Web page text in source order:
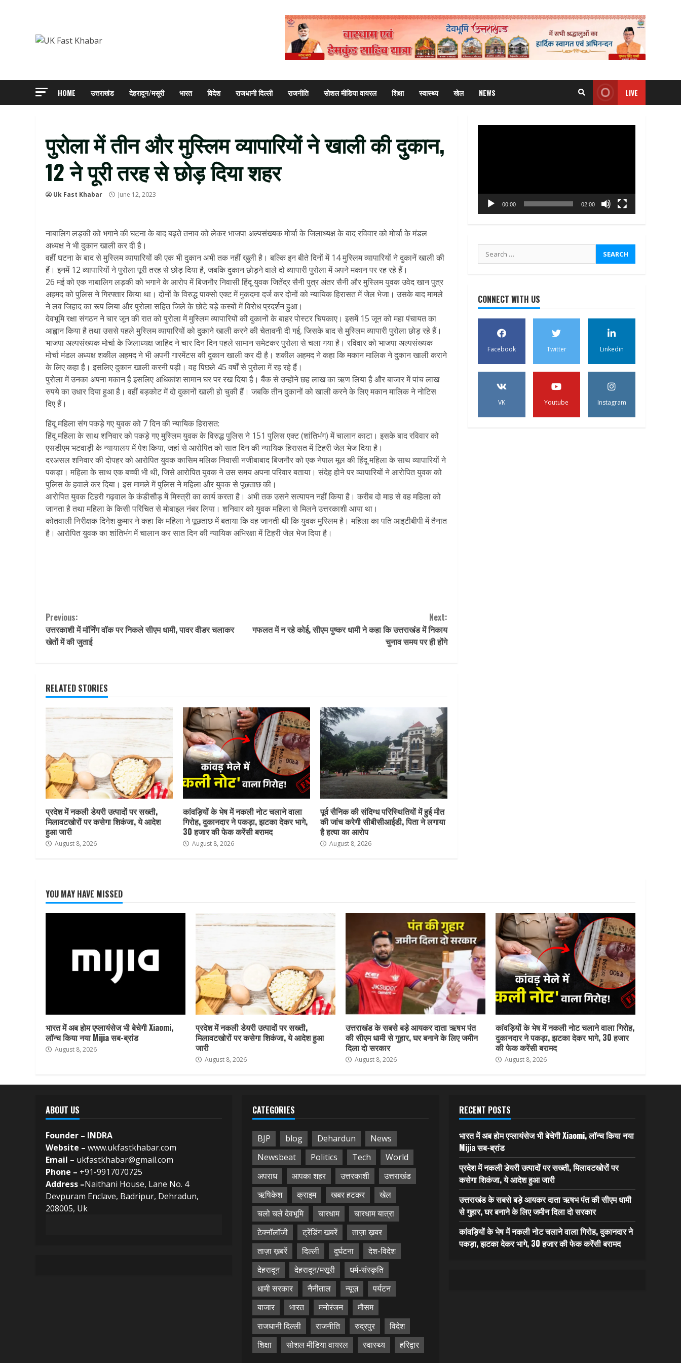
HOME उत्तराखंड देहरादून/मसूरी भारत विदेश राजधानी दिल्ली राजनीति सोशल मीडिया वायरल शिक्षा स्वास्थ्य खेल NEWS LIVE
पुरोला में तीन और मुस्लिम व्यापारियों ने खाली की दुकान,
12 ने पूरी तरह से छोड़ दिया शहर
Uk Fast Khabar June 12, 2023
नाबालिग लड़की को भगाने की घटना के बाद बढ़ते तनाव को लेकर भाजपा अल्पसंख्यक मोर्चा के जिलाध्यक्ष के बाद रविवार को मोर्चा के मंडल
अध्यक्ष ने भी दुकान खाली कर दी है।
वहीं घटना के बाद से मुस्लिम व्यापारियों की एक भी दुकान अभी तक नहीं खुली है। बल्कि इन बीते दिनों में 14 मुस्लिम व्यापारियों ने दुकानें खाली की
हैं। इनमें 12 व्यापारियों ने पुरोला पूरी तरह से छोड़ दिया है, जबकि दुकान छोड़ने वाले दो व्यापारी पुरोला में अपने मकान पर रह रहे हैं।
26 मई को एक नाबालिग लड़की को भगाने के आरोप में बिजनौर निवासी हिंदू युवक जितेंद्र सैनी पुत्र अंतर सैनी और मुस्लिम युवक उवेद खान पुत्र
अहमद को पुलिस ने गिरफ्तार किया था। दोनों के विरुद्ध पाक्सो एक्ट में मुकदमा दर्ज कर दोनों को न्यायिक हिरासत में जेल भेजा। उसके बाद मामले
ने लव जिहाद का रूप लिया और पुरोला सहित जिले के छोटे बड़े कस्बों में विरोध प्रदर्शन हुआ।
देवभूमि रक्षा संगठन ने चार जून की रात को पुरोला में मुस्लिम व्यापारियों की दुकानों के बाहर पोस्टर चिपकाए। इसमें 15 जून को महा पंचायत का
आह्वान किया है तथा उससे पहले मुस्लिम व्यापारियों को दुकाने खाली करने की चेतावनी दी गई, जिसके बाद से मुस्लिम व्यापारी पुरोला छोड़ रहे हैं।
भाजपा अल्पसंख्य​क मोर्चा के जिलाध्यक्ष जाहिद ने चार दिन दिन पहले सामान समेटकर पुरोला से चला गया है। रविवार को भाजपा अल्पसंख्यक
मोर्चा मंडल अध्यक्ष शकील अहमद ने भी अपनी गारमेंटस की दुकान खाली कर दी है। शकील अहमद ने कहा कि मकान मालिक ने दुकान खाली कराने
के लिए कहा है। इसलिए दुकान खाली करनी पड़ी। वह पिछले 45 वर्षों से पुरोला में रह रहे हैं।
पुरोला में उनका अपना मकान है इसलिए अधिकांश सामान घर पर रख दिया है। बैंक से उन्होंने छह लाख का ऋण लिया है और बाजार में पांच लाख
रुपये का उधार दिया हुआ है। वहीं बड़कोट में दो दुकानों खाली हो चुकी हैं। जबकि तीन दुकानों को खाली करने के लिए मकान मालिक ने नोटिस
दिए हैं।
हिंदू महिला संग पकड़े गए युवक को 7 दिन की न्यायिक हिरासत:
हिंदू महिला के साथ शनिवार को पकड़े गए मुस्लिम युवक के विरुद्ध पुलिस ने 151 पुलिस एक्ट (शांतिभंग) में चालान काटा। इसके बाद रविवार को
एसडीएम भटवाड़ी के न्यायालय में पेश किया, जहां से आरोपित को सात दिन की न्यायिक हिरासत में टिहरी जेल भेज दिया है।
दरअसल शनिवार की दोपहर को आरोपित युवक कासिम मलिक निवासी नजीबाबाद बिजनौर को एक नेपाल मूल की हिंदू महिला के साथ व्यापारियों ने
पकड़ा। महिला के साथ एक बच्ची भी थी, जिसे आरोपित युवक ने उस समय अपना परिवार बताया। संदेह होने पर व्यापारियों ने आरोपित युवक को
पुलिस के हवाले कर दिया। इस मामले में पुलिस ने महिला और युवक से पूछताछ की।
आरोपित युवक टिहरी गढ़वाल के कंडीसौड़ में मिस्त्री का कार्य करता है। अभी तक उसने सत्यापन नहीं किया है। करीब दो माह से वह महिला को
जानता है तथा महिला के किसी परिचित से मोबाइल नंबर लिया। शनिवार को युवक महिला से मिलने उत्तरकाशी आया था।
कोतवाली निरीक्षक दिनेश कुमार ने कहा कि महिला ने पूछताछ में बताया कि वह जानती थी कि युवक मुस्लिम है। महिला का पति आइटीबीपी में तैनात
है। आरोपित युवक का शांतिभंग में चालान कर सात दिन की न्यायिक अभिरक्षा में टिहरी जेल भेज दिया है।
Continue
Reading
Previous:
उत्तरकाशी में मॉर्निंग वॉक पर निकले सीएम धामी, पावर वीडर चलाकर
खेतों में की जुताई
Next:
गफलत में न रहे कोई, सीएम पुष्कर धामी ने कहा कि उत्तराखंड में निकाय
चुनाव समय पर ही होंगे
RELATED STORIES
प्रदेश में नकली डेयरी उत्पादों पर सख्ती,
मिलावटखोरों पर कसेगा शिकंजा, ये आदेश
हुआ जारी
August 8, 2026
कांवड़ियों के भेष में नकली नोट चलाने वाला
गिरोह, दुकानदार ने पकड़ा, झटका देकर भागे,
30 हजार की फेक करेंसी बरामद
August 8, 2026
पूर्व सैनिक की संदिग्ध परिस्थितियों में हुई मौत
की जांच करेगी सीबीसीआईडी, पिता ने लगाया
है हत्या का आरोप
August 8, 2026
00:00 02:00
Search
for:
CONNECT WITH US
Facebook Twitter Linkedin
VK Youtube Instagram
YOU MAY HAVE MISSED
भारत में अब होम एप्लायंसेज भी बेचेगी Xiaomi,
लॉन्च किया नया Mijia सब-ब्रांड
August 8, 2026
प्रदेश में नकली डेयरी उत्पादों पर सख्ती,
मिलावटखोरों पर कसेगा शिकंजा, ये आदेश हुआ
जारी
August 8, 2026
उत्तराखंड के सबसे बड़े आयकर दाता ऋषभ पंत
की सीएम धामी से गुहार, घर बनाने के लिए जमीन
दिला दो सरकार
August 8, 2026
कांवड़ियों के भेष में नकली नोट चलाने वाला गिरोह,
दुकानदार ने पकड़ा, झटका देकर भागे, 30 हजार
की फेक करेंसी बरामद
August 8, 2026
ABOUT US
Founder – INDRA
Website – www.ukfastkhabar.com
Email – ukfastkhabar@gmail.com
Phone – +91-9917070725
Address –Naithani House, Lane No. 4
Devpuram Enclave, Badripur, Dehradun,
208005, Uk
CATEGORIES
BJP blog Dehardun
News
Newsbeat
Politics Tech
World
अपराध
आपका शहर उत्तरकाशी
उत्तराखंड
ऋषिकेश
क्राइम खबर हटकर
खेल
चलो चले देवभूमि
चारधाम
चारधाम यात्रा
टेक्नॉलॉजी
ट्रेंडिंग खबरें
ताज़ा ख़बर
ताज़ा ख़बरें
दिल्ली दुर्घटना
देश-विदेश
देहरादून
देहरादून/मसूरी
धर्म-संस्कृति
धामी सरकार
नैनीताल न्यूज़
पर्यटन
बाजार
भारत मनोरंजन
मौसम
राजधानी दिल्ली
राजनीति रुद्रपुर
विदेश
शिक्षा
सोशल मीडिया वायरल स्वास्थ्य हरिद्वार
RECENT POSTS
भारत में अब होम एप्लायंसेज भी बेचेगी Xiaomi, लॉन्च किया नया
Mijia सब-ब्रांड
प्रदेश में नकली डेयरी उत्पादों पर सख्ती, मिलावटखोरों पर
कसेगा शिकंजा, ये आदेश हुआ जारी
उत्तराखंड के सबसे बड़े आयकर दाता ऋषभ पंत की सीएम धामी
से गुहार, घर बनाने के लिए जमीन दिला दो सरकार
कांवड़ियों के भेष में नकली नोट चलाने वाला गिरोह, दुकानदार ने
पकड़ा, झटका देकर भागे, 30 हजार की फेक करेंसी बरामद